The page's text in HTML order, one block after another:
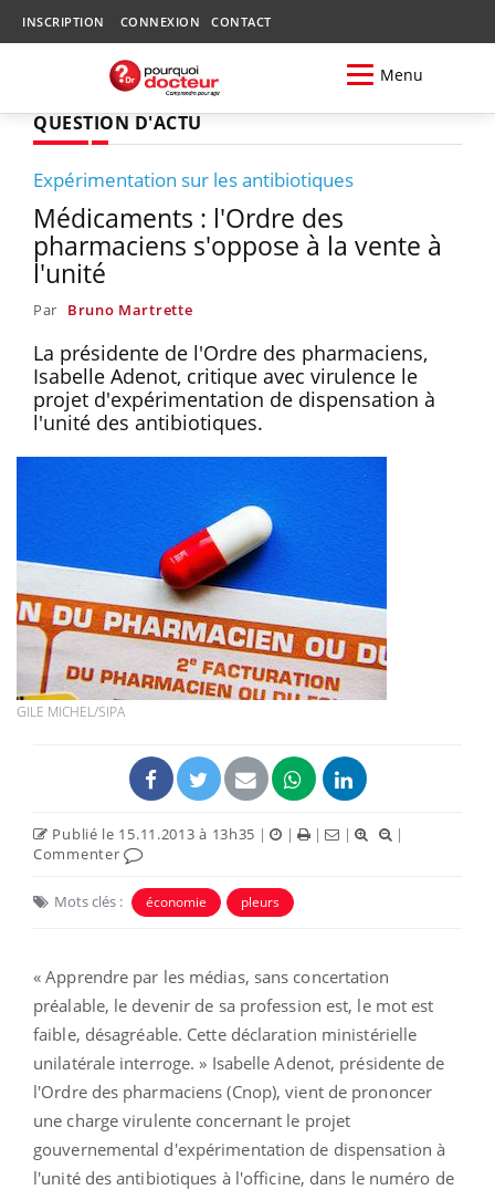
INSCRIPTION CONNEXION CONTACT
Menu
QUESTION D'ACTU
Expérimentation sur les antibiotiques
Médicaments : l'Ordre des
pharmaciens s'oppose à la vente à
l'unité
Par Bruno Martrette
La présidente de l'Ordre des pharmaciens,
Isabelle Adenot, critique avec virulence le
projet d'expérimentation de dispensation à
l'unité des antibiotiques.
GILE MICHEL/SIPA
Publié le 15.11.2013 à 13h35 | | | |
|
Commenter
Mots clés : économie pleurs
« Apprendre par les médias, sans concertation
préalable, le devenir de sa profession est, le mot est
faible, désagréable. Cette déclaration ministérielle
unilatérale interroge. » Isabelle Adenot, présidente de
l'Ordre des pharmaciens (Cnop), vient de prononcer
une charge virulente concernant le projet
gouvernemental d'expérimentation de dispensation à
l'unité des antibiotiques à l'officine, dans le numéro de